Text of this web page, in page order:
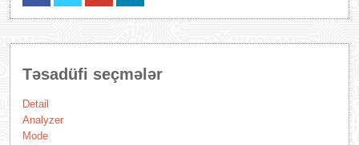
Təsadüfi seçmələr
Detail
Analyzer
Mode